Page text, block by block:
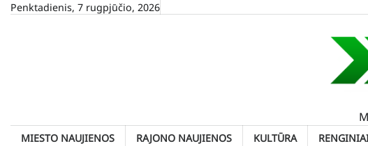
SkipPenktadienis, 7 rugpjūčio, 2026
MIESTO NAUJIENOS RAJONO NAUJIENOS KULTŪRA